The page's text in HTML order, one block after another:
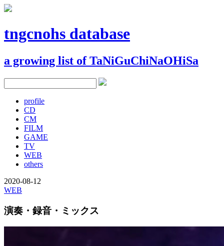
tngcnohs database
a growing list of TaNiGuChiNaOHiSa
profile
CD
CM
FILM
GAME
TV
WEB
others
2020-08-12
WEB
演奏・録音・ミックス